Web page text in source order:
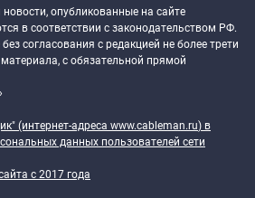
опубликованные на сайте
в соответствии с законодательством РФ.
согласования с редакцией не более трети
с обязательной прямой
(интернет-адреса www.cableman.ru) в
данных пользователей сети
c 2017 года